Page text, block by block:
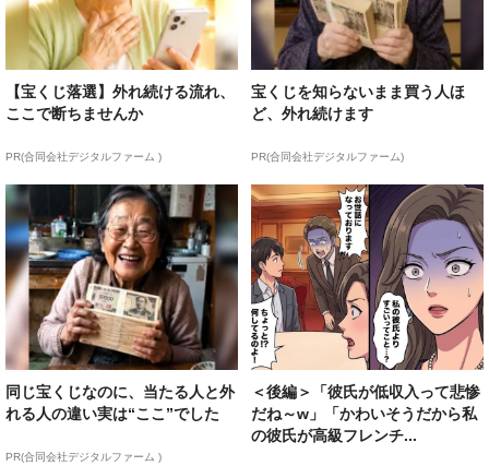
【宝くじ落選】外れ続ける流れ、
ここで断ちませんか
PR(合同会社デジタルファーム )
宝くじを知らないまま買う人ほ
ど、外れ続けます
PR(合同会社デジタルファーム)
同じ宝くじなのに、当たる人と外
れる人の違い実は“ここ”でした
PR(合同会社デジタルファーム )
＜後編＞「彼氏が低収入って悲惨
だね～w」「かわいそうだから私
の彼氏が高級フレンチ...